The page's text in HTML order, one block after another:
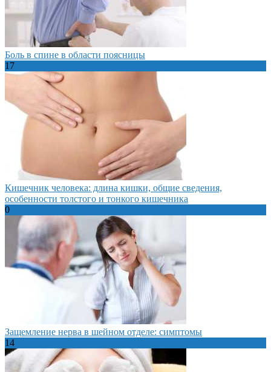
Боль в спине в области поясницы
17
Кишечник человека: длина кишки, общие сведения,
особенности толстого и тонкого кишечника
0
Защемление нерва в шейном отделе: симптомы
14